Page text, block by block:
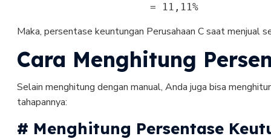
                      = 11,11%
Maka, persentase keuntungan Perusahaan C saat menjual
Cara Menghitung
Selain menghitung dengan manual, Anda juga bisa
tahapannya:
# Menghitung Persentase